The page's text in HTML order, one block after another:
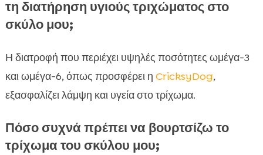
τη διατήρηση υγιούς τριχώματος στο
σκύλο μου;
Η διατροφή που περιέχει υψηλές ποσότητες ωμέγα-3
και ωμέγα-6, όπως προσφέρει η CricksyDog,
εξασφαλίζει λάμψη και υγεία στο τρίχωμα.
Πόσο συχνά πρέπει να βουρτσίζω το
τρίχωμα του σκύλου μου;